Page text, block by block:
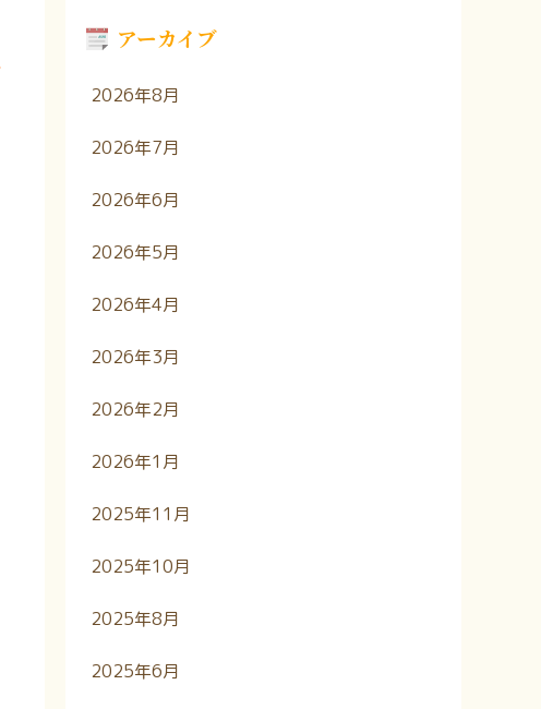
アーカイブ
2026年8月
2026年7月
2026年6月
2026年5月
2026年4月
2026年3月
2026年2月
2026年1月
2025年11月
2025年10月
2025年8月
2025年6月